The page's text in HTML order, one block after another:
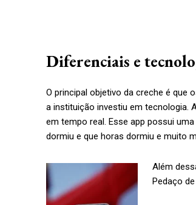
Diferenciais e
O principal objetivo da creche é que
a instituição investiu em tecnologia.
em tempo real. Esse app possui
dormiu e que horas dormiu e muito
Além
Pedaço